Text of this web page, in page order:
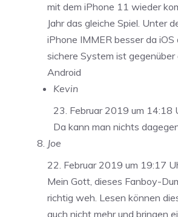
mit dem iPhone 11 wieder
Jahr das gleiche Spiel. Unter
iPhone IMMER besser da iOS
sichere System ist gegenüber
Android
Kevin
23. Februar 2019 um 14:18
Da kann man nichts
Joe
22. Februar 2019 um 19:17
Mein Gott, dieses Fanboy-
richtig weh. Lesen können
auch nicht mehr und bringen